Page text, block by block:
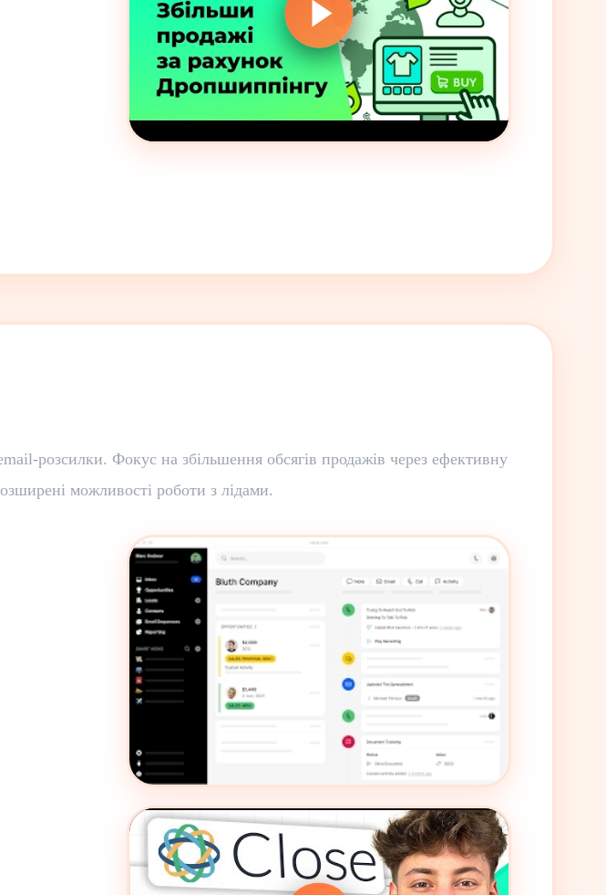
розсилки. Фокус на збільшення обсягів продажів через ефективну
можливості роботи з лідами.